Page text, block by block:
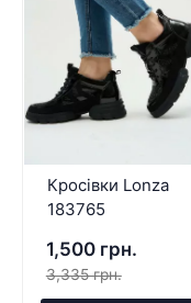
Кросівки Lonza
183765
1,500 грн.
3,335 грн.